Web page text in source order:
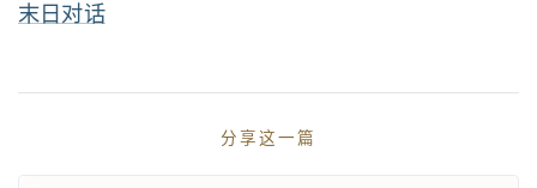
末日对话
分享这一篇